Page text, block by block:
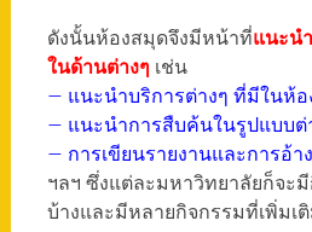
ดังนั้นห้องสมุดจึงมีหน้าที่แนะน
ในด้านต่างๆ เช่น
– แนะนำบริการต่างๆ ที่มีในห้
– แนะนำการสืบค้นในรูปแบบต่
– การเขียนรายงานและการอ้า
ฯลฯ ซึ่งแต่ละมหาวิทยาลัยก็จะ
บ้างและมีหลายกิจกรรมที่เพิ่มเ